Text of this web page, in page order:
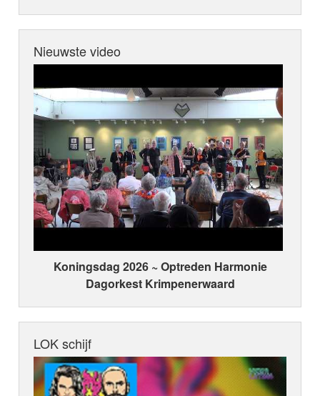
Nieuwste video
Koningsdag 2026 ~ Optreden Harmonie
Dagorkest Krimpenerwaard
LOK schijf